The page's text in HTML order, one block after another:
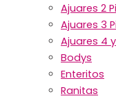
Ajuares 2
Ajuares 3
Ajuares 4
Bodys
Enteritos
Ranitas